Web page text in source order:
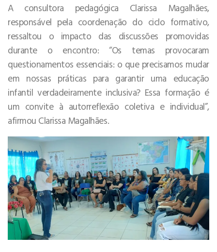
A consultora pedagógica Clarissa Magalhães,
responsável pela coordenação do ciclo formativo,
ressaltou o impacto das discussões promovidas
durante o encontro: “Os temas provocaram
questionamentos essenciais: o que precisamos mudar
em nossas práticas para garantir uma educação
infantil verdadeiramente inclusiva? Essa formação é
um convite à autorreflexão coletiva e individual”,
afirmou Clarissa Magalhães.